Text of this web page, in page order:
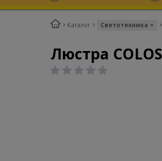
Каталог Светотехника
Люстра